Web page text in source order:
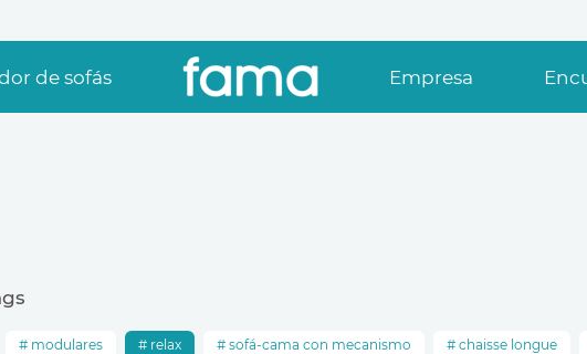
de sofás Empresa
modulares relax sofá-cama con mecanismo chaisse longue